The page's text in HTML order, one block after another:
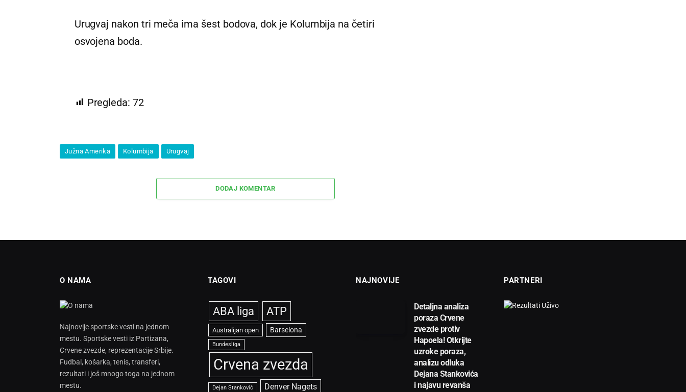
Urugvaj nakon tri meča ima šest bodova, dok je Kolumbija na četiri
osvojena boda.
Pregleda: 72
Južna Amerika Kolumbija Urugvaj
DODAJ KOMENTAR
O NAMA
Najnovije sportske vesti na jednom
mestu. Sportske vesti iz Partizana,
Crvene zvezde, reprezentacije Srbije.
Fudbal, košarka, tenis, transferi,
rezultati i još mnogo toga na jednom
mestu.
TAGOVI
ABA liga ATP
Australijan open Barselona
Bundesliga
Crvena zvezda
Dejan Stanković Denver Nagets
NAJNOVIJE
Detaljna analiza
poraza Crvene
zvezde protiv
Hapoela! Otkrijte
uzroke poraza,
analizu odluka
Dejana Stankovića
i najavu revanša
PARTNERI